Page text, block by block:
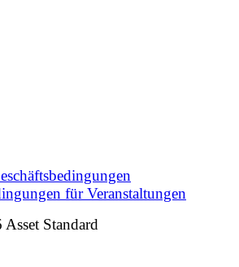
für Veranstaltungen
Standard